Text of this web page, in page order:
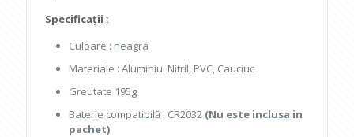
Specificații :
Culoare : neagra
Materiale : Aluminiu, Nitril, PVC, Cauciuc
Greutate 195g
Baterie compatibilă : CR2032 (Nu este inclusa in
pachet)